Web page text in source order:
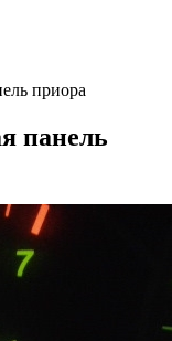
приора
панель